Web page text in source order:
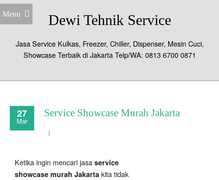
Menu Dewi Tehnik Service
Jasa Service Kulkas, Freezer, Chiller, Dispenser, Mesin Cuci,
Showcase Terbaik di Jakarta Telp/WA: 0813 6700 0871
27
Mar
Service Showcase Murah Jakarta
Ketika ingin mencari jasa service
showcase murah Jakarta kita tidak